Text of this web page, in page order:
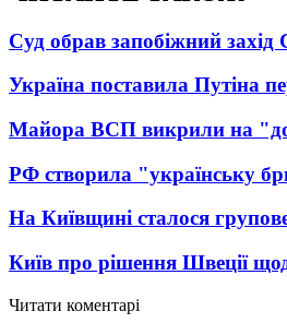
Суд обрав запобіжний захід
Україна поставила Путіна
Майора ВСП викрили на
РФ створила "українську
На Київщині сталося
Київ про рішення Швеції
Читати коментарі